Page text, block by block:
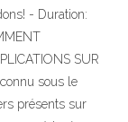
- Duration:
SUR
sous le
présents sur